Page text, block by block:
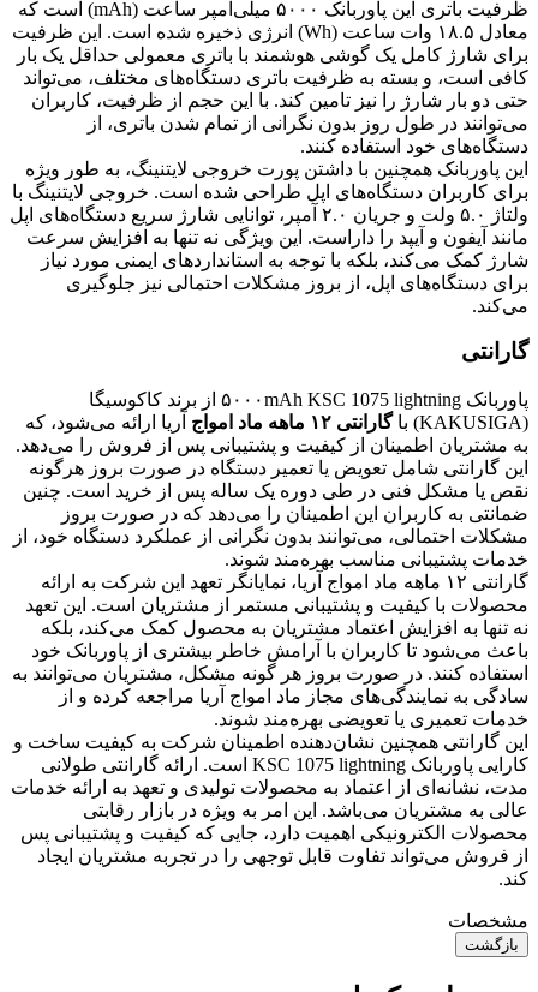
ظرفیت باتری این پاوربانک ۵۰۰۰ میلی‌آمپر ساعت (mAh) است که
معادل ۱۸.۵ وات ساعت (Wh) انرژی ذخیره شده است. این ظرفیت
برای شارژ کامل یک گوشی هوشمند با باتری معمولی حداقل یک بار
کافی است، و بسته به ظرفیت باتری دستگاه‌های مختلف، می‌تواند
حتی دو بار شارژ را نیز تامین کند. با این حجم از ظرفیت، کاربران
می‌توانند در طول روز بدون نگرانی از تمام شدن باتری، از
دستگاه‌های خود استفاده کنند.
این پاوربانک همچنین با داشتن پورت خروجی لایتنینگ، به طور ویژه
برای کاربران دستگاه‌های اپل طراحی شده است. خروجی لایتنینگ با
ولتاژ ۵.۰ ولت و جریان ۲.۰ آمپر، توانایی شارژ سریع دستگاه‌های اپل
مانند آیفون و آیپد را داراست. این ویژگی نه تنها به افزایش سرعت
شارژ کمک می‌کند، بلکه با توجه به استانداردهای ایمنی مورد نیاز
برای دستگاه‌های اپل، از بروز مشکلات احتمالی نیز جلوگیری
می‌کند.
گارانتی
پاوربانک ۵۰۰۰mAh KSC 1075 lightning از برند کاکوسیگا
(KAKUSIGA) با
گارانتی ۱۲ ماهه ماد امواج
آریا ارائه می‌شود، که
به مشتریان اطمینان از کیفیت و پشتیبانی پس از فروش را می‌دهد.
این گارانتی شامل تعویض یا تعمیر دستگاه در صورت بروز هرگونه
نقص یا مشکل فنی در طی دوره یک ساله پس از خرید است. چنین
ضمانتی به کاربران این اطمینان را می‌دهد که در صورت بروز
مشکلات احتمالی، می‌توانند بدون نگرانی از عملکرد دستگاه خود، از
خدمات پشتیبانی مناسب بهره‌مند شوند.
گارانتی ۱۲ ماهه ماد امواج آریا، نمایانگر تعهد این شرکت به ارائه
محصولات با کیفیت و پشتیبانی مستمر از مشتریان است. این تعهد
نه تنها به افزایش اعتماد مشتریان به محصول کمک می‌کند، بلکه
باعث می‌شود تا کاربران با آرامش خاطر بیشتری از پاوربانک خود
استفاده کنند. در صورت بروز هر گونه مشکل، مشتریان می‌توانند به
سادگی به نمایندگی‌های مجاز ماد امواج آریا مراجعه کرده و از
خدمات تعمیری یا تعویضی بهره‌مند شوند.
این گارانتی همچنین نشان‌دهنده اطمینان شرکت به کیفیت ساخت و
کارایی پاوربانک KSC 1075 lightning است. ارائه گارانتی طولانی
مدت، نشانه‌ای از اعتماد به محصولات تولیدی و تعهد به ارائه خدمات
عالی به مشتریان می‌باشد. این امر به ویژه در بازار رقابتی
محصولات الکترونیکی اهمیت دارد، جایی که کیفیت و پشتیبانی پس
از فروش می‌تواند تفاوت قابل توجهی را در تجربه مشتریان ایجاد
کند.
مشخصات
بازگشت